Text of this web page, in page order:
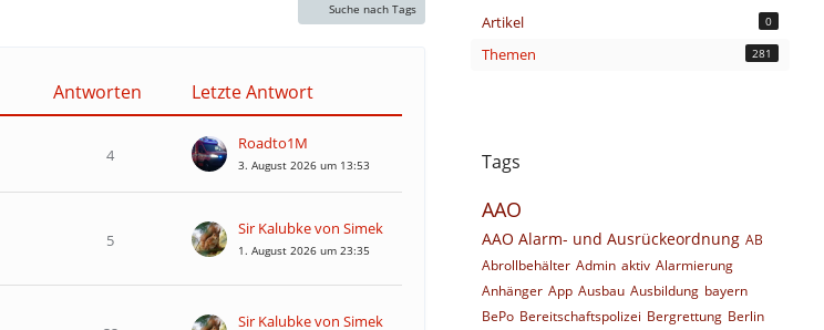
Suche nach Tags
Antworten Letzte Antwort
4
Roadto1M
3. August 2026 um 13:53
5
Sir Kalubke von Simek
1. August 2026 um 23:35
Sir Kalubke von Simek
Artikel 0
Themen 281
Tags
AAO
AAO Alarm- und Ausrückeordnung AB
Abrollbehälter Admin aktiv Alarmierung
Anhänger App Ausbau Ausbildung bayern
BePo Bereitschaftspolizei Bergrettung Berlin